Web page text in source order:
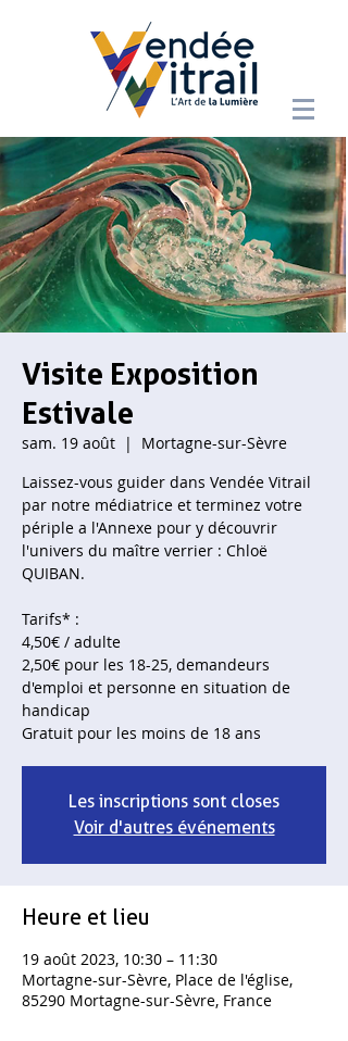
Visite Exposition
Estivale
sam. 19 août
  |
Mortagne-sur-Sèvre
Laissez-vous guider dans Vendée Vitrail
par notre médiatrice et terminez votre
périple a l'Annexe pour y découvrir
l'univers du maître verrier : Chloë
QUIBAN.
Tarifs* :
4,50€ / adulte
2,50€ pour les 18-25, demandeurs
d'emploi et personne en situation de
handicap
Gratuit pour les moins de 18 ans
Les inscriptions sont closes
Voir d'autres événements
Heure et lieu
19 août 2023, 10:30 – 11:30
Mortagne-sur-Sèvre, Place de l'église,
85290 Mortagne-sur-Sèvre, France